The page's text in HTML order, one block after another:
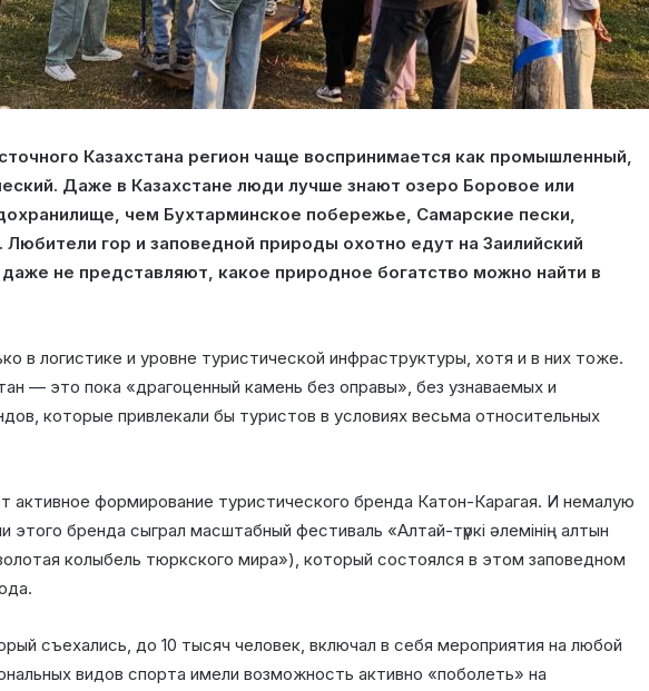
Казахстана регион чаще воспринимается как промышленный,
Даже в Казахстане люди лучше знают озеро Боровое или
чем Бухтарминское побережье, Самарские пески,
Любители гор и заповедной природы охотно едут на Заилийский
не представляют, какое природное богатство можно найти в
в логистике и уровне туристической инфраструктуры, хотя и в них тоже.
— это пока «драгоценный камень без оправы», без узнаваемых и
которые привлекали бы туристов в условиях весьма относительных
активное формирование туристического бренда Катон-Карагая. И немалую
этого бренда сыграл масштабный фестиваль «Алтай-түркі әлемінің алтын
колыбель тюркского мира»), который состоялся в этом заповедном
съехались, до 10 тысяч человек, включал в себя мероприятия на любой
видов спорта имели возможность активно «поболеть» на